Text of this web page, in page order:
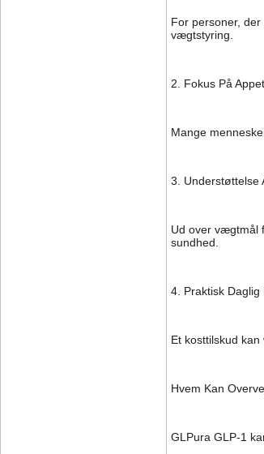
For personer,
vægtstyring.
2. Fokus På
Mange
3. Understøttelse
Ud over vægtmål
sundhed.
4. Praktisk Daglig
Et kosttilskud
Hvem Kan
GLPura GLP-1